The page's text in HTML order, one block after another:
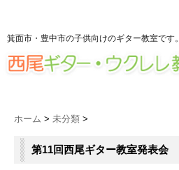
箕面市・豊中市の子供向けのギター教室です。
ホーム > 未分類 >
第11回西尾ギター教室発表会